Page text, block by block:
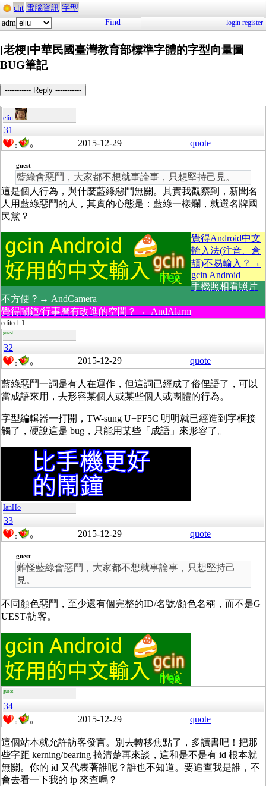
cht 電腦資訊 字型
adm
Find login register
[老梗]中華民國臺灣教育部標準字體的字型向量圖
BUG筆記
----------- Reply -----------
eliu
31
0 0 2015-12-29 quote
guest
藍綠會惡鬥，大家都不想就事論事，只想堅持己見。
這是個人行為，與什麼藍綠惡鬥無關。其實我觀察到，新聞名
人用藍綠惡鬥的人，其實的心態是：藍綠一樣爛，就選名牌國
民黨？
覺得Android中文
輸入法(注音、倉
頡)不易輸入？→
gcin Android
手機照相看照片
不方便？→ AndCamera
覺得鬧鐘/行事曆有改進的空間？→ AndAlarm
edited: 1
guest
32
0 0 2015-12-29 quote
藍綠惡鬥一詞是有人在運作，但這詞已經成了俗俚語了，可以
當成語來用，去形容某個人或某些個人或團體的行為。
字型編輯器一打開，TW-sung U+FF5C 明明就已經造到字框接
觸了，硬說這是 bug，只能用某些「成語」來形容了。
IanHo
33
0 0 2015-12-29 quote
guest
難怪藍綠會惡鬥，大家都不想就事論事，只想堅持己
見。
不同顏色惡鬥，至少還有個完整的ID/名號/顏色名稱，而不是G
UEST/訪客。
guest
34
0 0 2015-12-29 quote
這個站本就允許訪客發言。別去轉移焦點了，多讀書吧！把那
些字距 kerning/bearing 搞清楚再來談，這和是不是有 id 根本就
無關。你的 id 又代表著誰呢？誰也不知道。要追查我是誰，不
會去看一下我的 ip 來查嗎？